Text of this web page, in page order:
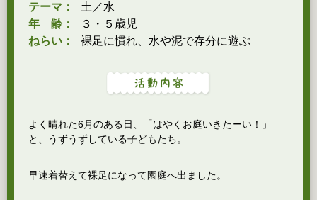
テーマ：
土／水
年 齢：
３・５歳児
ねらい：
裸足に慣れ、水や泥で存分に遊ぶ
よく晴れた6月のある日、「はやくお庭いきたーい！」
と、うずうずしている子どもたち。
早速着替えて裸足になって園庭へ出ました。